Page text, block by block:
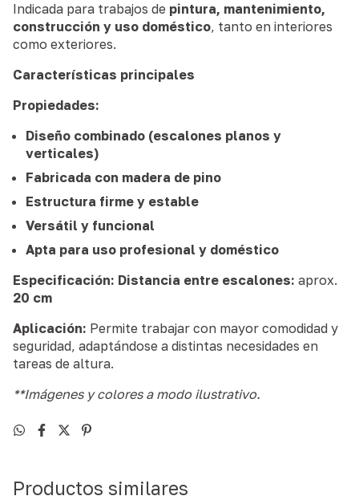
Indicada para trabajos de pintura, mantenimiento,
construcción y uso doméstico, tanto en interiores
como exteriores.
Características principales
Propiedades:
Diseño combinado (escalones planos y
verticales)
Fabricada con madera de pino
Estructura firme y estable
Versátil y funcional
Apta para uso profesional y doméstico
Especificación: Distancia entre escalones: aprox.
20 cm
Aplicación: Permite trabajar con mayor comodidad y
seguridad, adaptándose a distintas necesidades en
tareas de altura.
**Imágenes y colores a modo ilustrativo.
Productos similares